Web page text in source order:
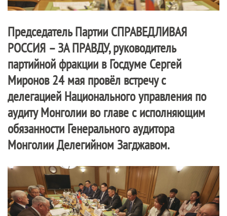
Председатель Партии СПРАВЕДЛИВАЯ
РОССИЯ – ЗА ПРАВДУ, руководитель
партийной фракции в Госдуме Сергей
Миронов 24 мая провёл встречу с
делегацией Национального управления по
аудиту Монголии во главе с исполняющим
обязанности Генерального аудитора
Монголии Делегийном Загджавом.